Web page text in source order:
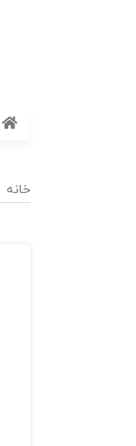
خانه